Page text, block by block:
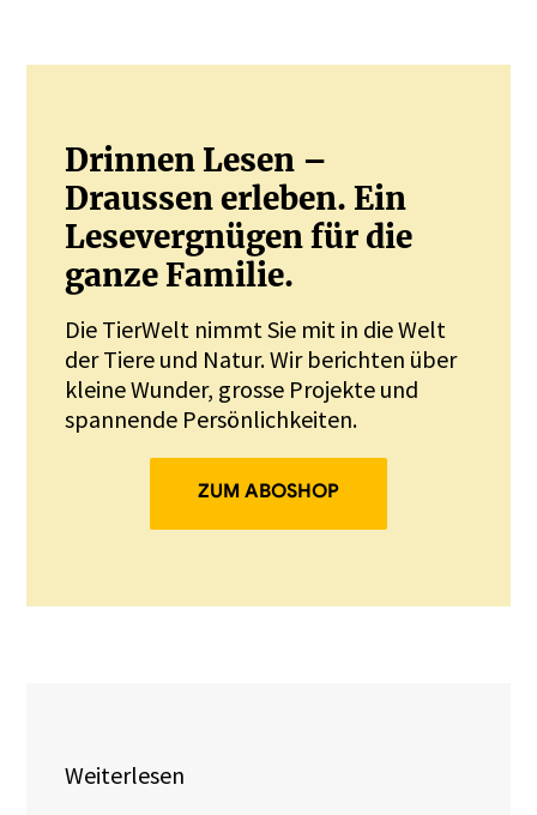
Drinnen Lesen –
Draussen erleben. Ein
Lesevergnügen für die
ganze Familie.
Die TierWelt nimmt Sie mit in die Welt
der Tiere und Natur. Wir berichten über
kleine Wunder, grosse Projekte und
spannende Persönlichkeiten.
ZUM ABOSHOP
Weiterlesen